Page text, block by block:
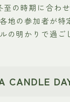
至の時期に合わ
地の参加者が特
の明かりで過ご
CANDLE